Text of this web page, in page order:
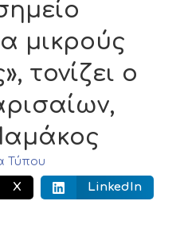
μικρούς
τονίζει ο
Τύπου
X LinkedIn